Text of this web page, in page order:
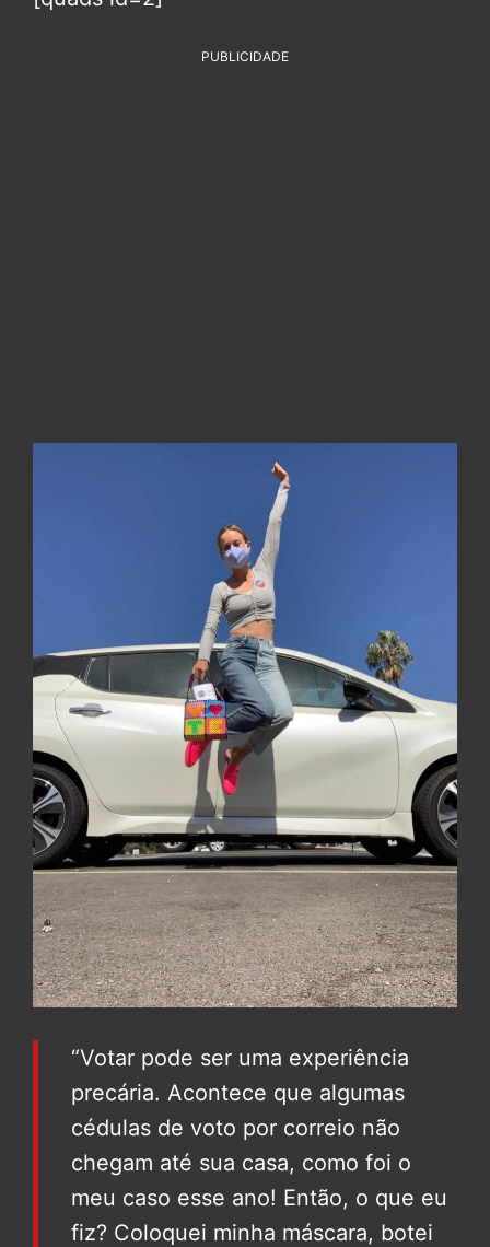
PUBLICIDADE
“Votar pode ser uma experiência
precária. Acontece que algumas
cédulas de voto por correio não
chegam até sua casa, como foi o
meu caso esse ano! Então, o que eu
fiz? Coloquei minha máscara, botei